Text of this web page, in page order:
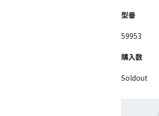
型番
59953
購入数
Soldout